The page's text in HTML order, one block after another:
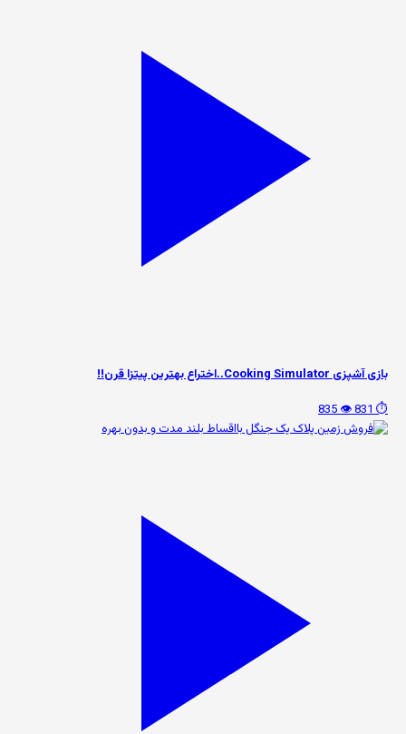
بازی آشپزی Cooking Simulator..اختراع بهترین پیتزا قرن!!
⏱️ 831
👁️ 835